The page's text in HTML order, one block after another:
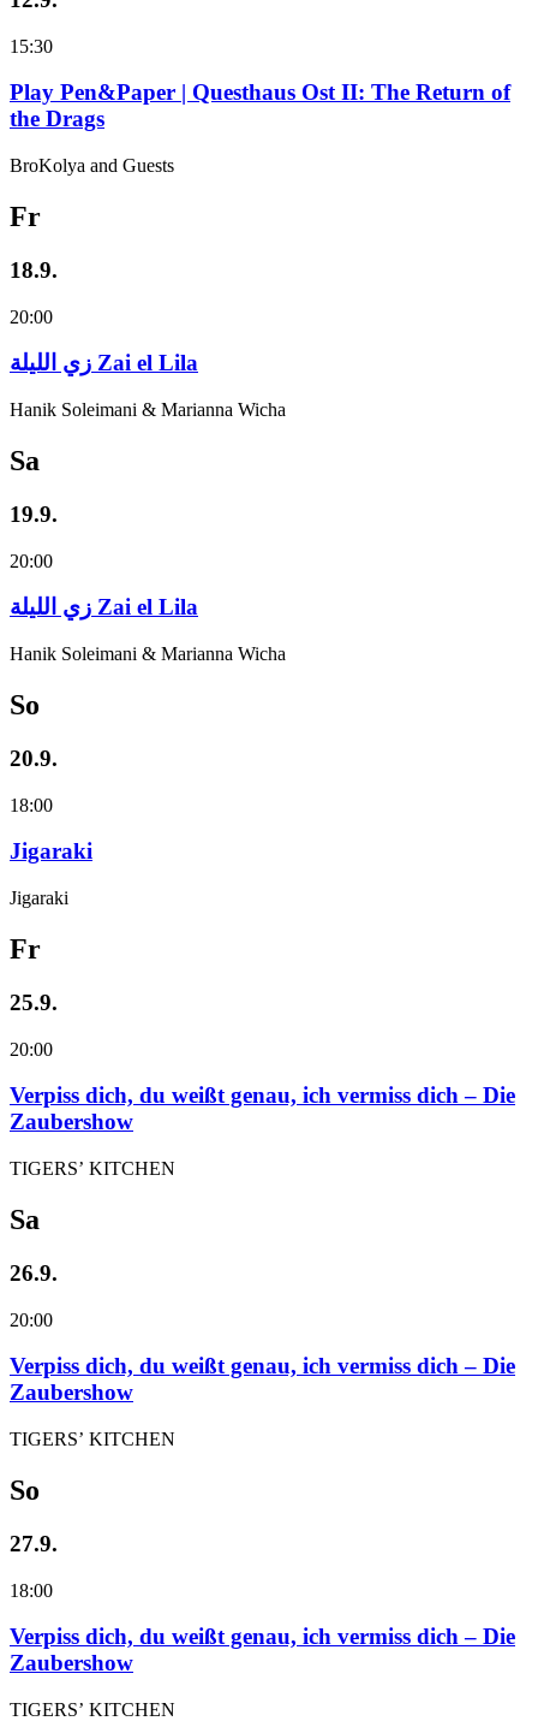
15:30
Play Pen&Paper | Questhaus Ost II: The Return of
the Drags
BroKolya and Guests
Fr
18.9.
20:00
زي‌ اللیلة Zai el Lila
Hanik Soleimani & Marianna Wicha
Sa
19.9.
20:00
زي‌ اللیلة Zai el Lila
Hanik Soleimani & Marianna Wicha
So
20.9.
18:00
Jigaraki
Jigaraki
Fr
25.9.
20:00
Verpiss dich, du weißt genau, ich vermiss dich – Die
Zaubershow
TIGERS’ KITCHEN
Sa
26.9.
20:00
Verpiss dich, du weißt genau, ich vermiss dich – Die
Zaubershow
TIGERS’ KITCHEN
So
27.9.
18:00
Verpiss dich, du weißt genau, ich vermiss dich – Die
Zaubershow
TIGERS’ KITCHEN